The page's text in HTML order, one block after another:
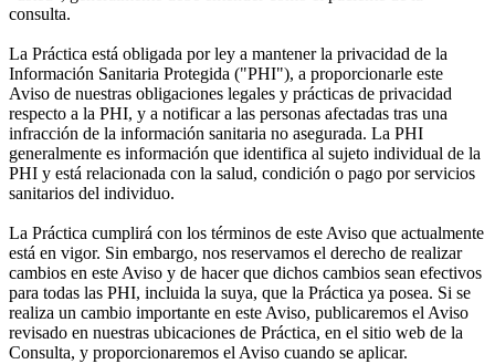
consulta.
La Práctica está obligada por ley a mantener la privacidad de la
Información Sanitaria Protegida ("PHI"), a proporcionarle este
Aviso de nuestras obligaciones legales y prácticas de privacidad
respecto a la PHI, y a notificar a las personas afectadas tras una
infracción de la información sanitaria no asegurada. La PHI
generalmente es información que identifica al sujeto individual de la
PHI y está relacionada con la salud, condición o pago por servicios
sanitarios del individuo.
La Práctica cumplirá con los términos de este Aviso que actualmente
está en vigor. Sin embargo, nos reservamos el derecho de realizar
cambios en este Aviso y de hacer que dichos cambios sean efectivos
para todas las PHI, incluida la suya, que la Práctica ya posea. Si se
realiza un cambio importante en este Aviso, publicaremos el Aviso
revisado en nuestras ubicaciones de Práctica, en el sitio web de la
Consulta, y proporcionaremos el Aviso cuando se aplicar.